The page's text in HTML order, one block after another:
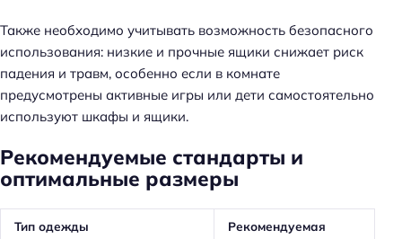
Также необходимо учитывать возможность безопасного
использования: низкие и прочные ящики снижает риск
падения и травм, особенно если в комнате
предусмотрены активные игры или дети самостоятельно
используют шкафы и ящики.
Рекомендуемые стандарты и
оптимальные размеры
Тип одежды
Рекомендуемая